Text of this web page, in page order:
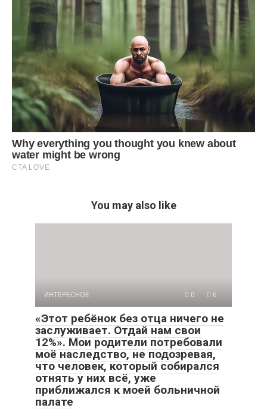
You may also like
ИНТЕРЕСНОЕ 0 6
«Этот ребёнок без отца ничего не
заслуживает. Отдай нам свои
12%». Мои родители потребовали
моё наследство, не подозревая,
что человек, который собирался
отнять у них всё, уже
приближался к моей больничной
палате